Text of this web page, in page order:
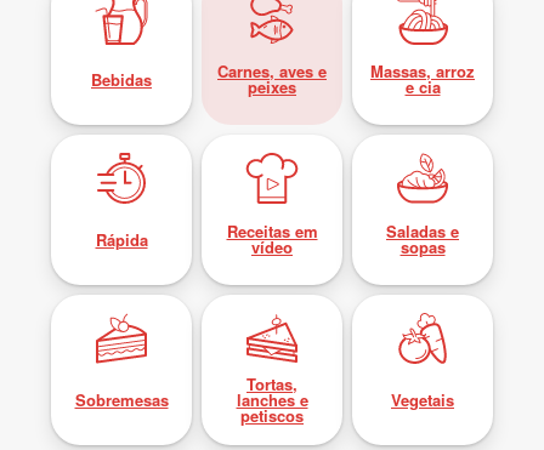
Bebidas Carnes, aves e
peixes
Massas, arroz
e cia
Rápida Receitas em
vídeo
Saladas e
sopas
Sobremesas
Tortas,
lanches e
petiscos
Vegetais